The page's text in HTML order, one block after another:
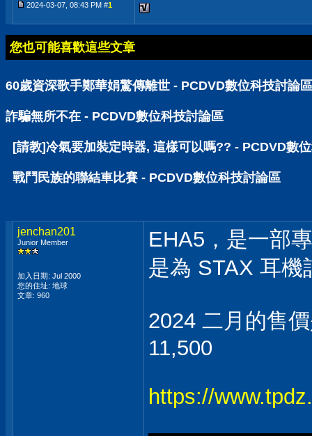
2024-03-07, 08:43 PM #1
您也可能喜歡這些文章
60歲資深歌手鄭華娟驚傳離世 - PCDVD數位科技討論區
詐騙無所不在 - PCDVD數位科技討論區
[請教]冷氣要加裝定時器, 這樣可以嗎?? - PCDVD數
戰鬥民族的聯結車比賽 - PCDVD數位科技討論區
jenchan201
Junior Member
加入日期: Jul 2000
您的住址: 地球
文章: 960
EHA5，是一部
是為 STAX 耳機
2024 二月的售
11,500
https://